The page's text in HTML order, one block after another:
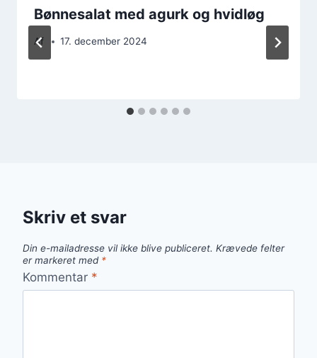
Bønnesalat med agurk og hvidløg
Af 17. december 2024
Skriv et svar
Din e-mailadresse vil ikke blive publiceret. Krævede felter
er markeret med *
Kommentar *